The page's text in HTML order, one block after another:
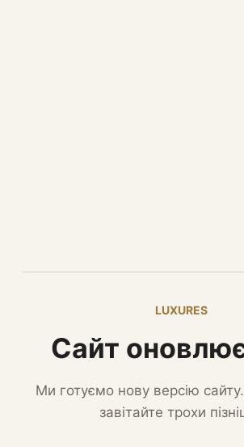
LUXURES
Сайт
Ми готуємо нову версію
завітайте трохи